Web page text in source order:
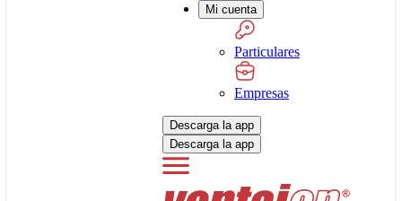
Mi cuenta
Particulares
Empresas
Descarga la app
Descarga la app